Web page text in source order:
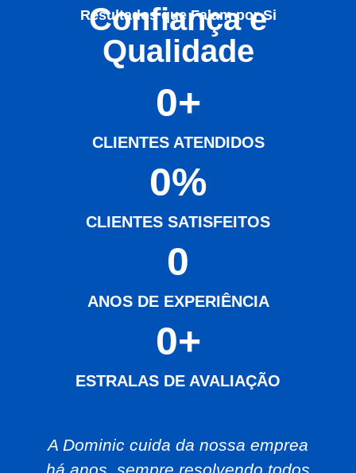
Resultados que Falam por Si
Confiança e
Qualidade
CLIENTES ATENDIDOS
0+
CLIENTES SATISFEITOS
0%
ANOS DE EXPERIÊNCIA
0
ESTRALAS DE AVALIAÇÃO
0+
A Dominic cuida da nossa emprea
há anos, sempre resolvendo todos